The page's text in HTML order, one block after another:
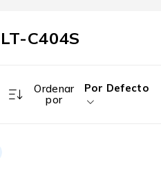
C404S
Ordenar
por
Por Defecto